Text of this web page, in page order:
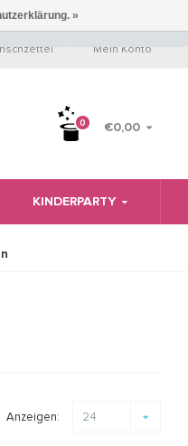
Mein Konto
0 €0,00
KINDERPARTY
Anzeigen: 24
»